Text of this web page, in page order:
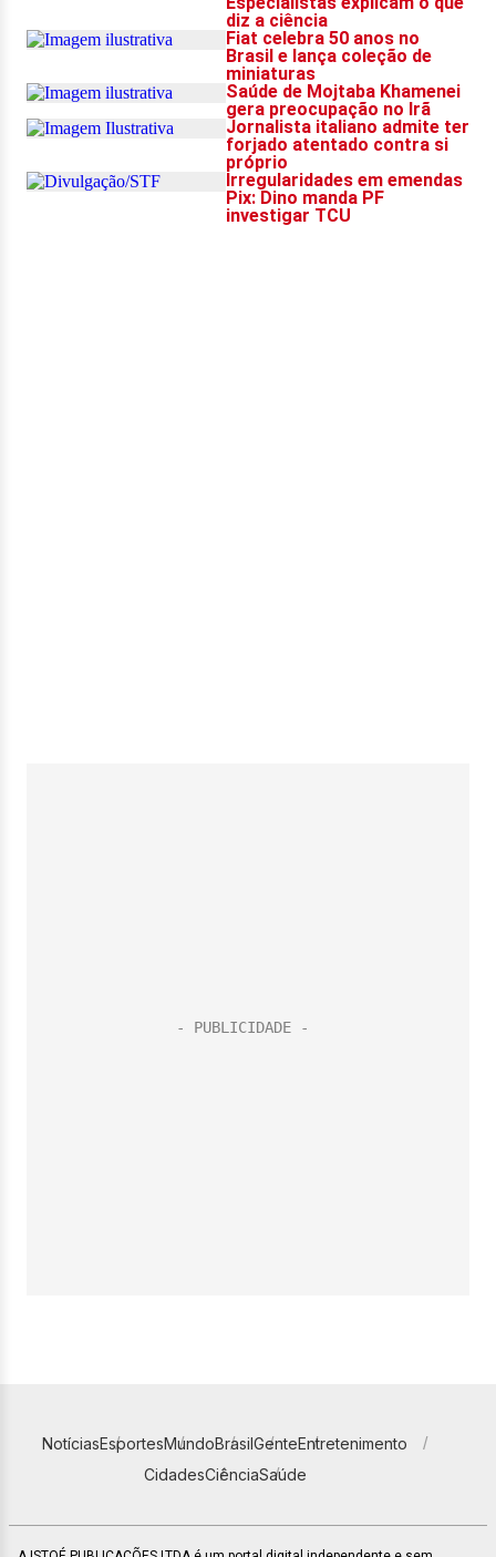
NotíciasEsportesMundoBrasilGenteEntretenimento
CidadesCiênciaSaúde